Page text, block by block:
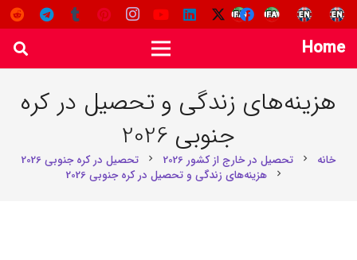
Home
هزینه‌های زندگی و تحصیل در کره
جنوبی 2026
خانه chevron_right تحصیل در خارج از کشور 2026 chevron_right تحصیل در کره جنوبی 2026
chevron_right هزینه‌های زندگی و تحصیل در کره جنوبی 2026